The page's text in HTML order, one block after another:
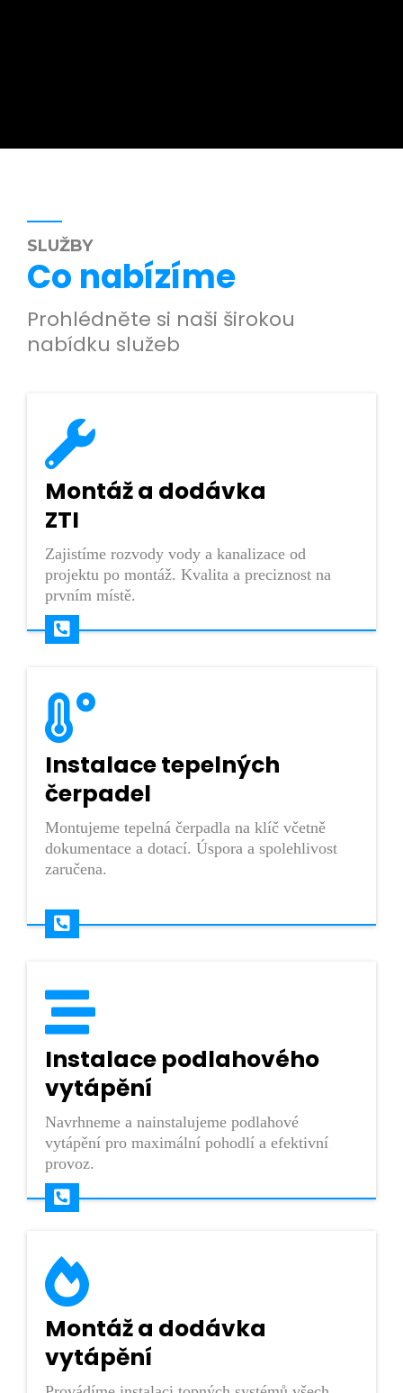
SLUŽBY
Co nabízíme
Prohlédněte si naši širokou
nabídku služeb
Montáž a dodávka
ZTI
Zajistíme rozvody vody a kanalizace od
projektu po montáž. Kvalita a preciznost na
prvním místě.
Instalace tepelných
čerpadel
Montujeme tepelná čerpadla na klíč včetně
dokumentace a dotací. Úspora a spolehlivost
zaručena.
Instalace podlahového
vytápění
Navrhneme a nainstalujeme podlahové
vytápění pro maximální pohodlí a efektivní
provoz.
Montáž a dodávka
vytápění